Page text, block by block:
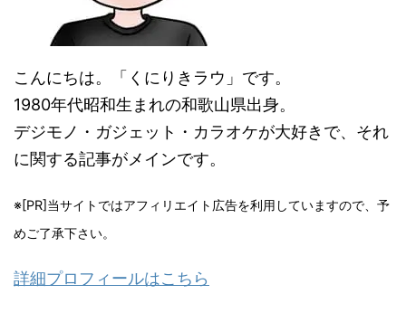
こんにちは。「くにりきラウ」です。
1980年代昭和生まれの和歌山県出身。
デジモノ・ガジェット・カラオケが大好きで、それ
に関する記事がメインです。
※[PR]当サイトではアフィリエイト広告を利用していますので、予
めご了承下さい。
詳細プロフィールはこちら